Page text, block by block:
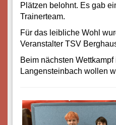
Plätzen belohnt. Es gab
Trainerteam.
Für das leibliche Wohl
Veranstalter TSV
Beim nächsten
Langensteinbach wollen